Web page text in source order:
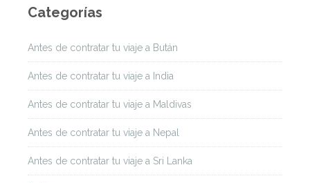
Categorías
Antes de contratar tu viaje a Bután
Antes de contratar tu viaje a India
Antes de contratar tu viaje a Maldivas
Antes de contratar tu viaje a Nepal
Antes de contratar tu viaje a Sri Lanka